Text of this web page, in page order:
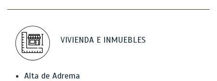
VIVIENDA E INMUEBLES
Alta de Adrema